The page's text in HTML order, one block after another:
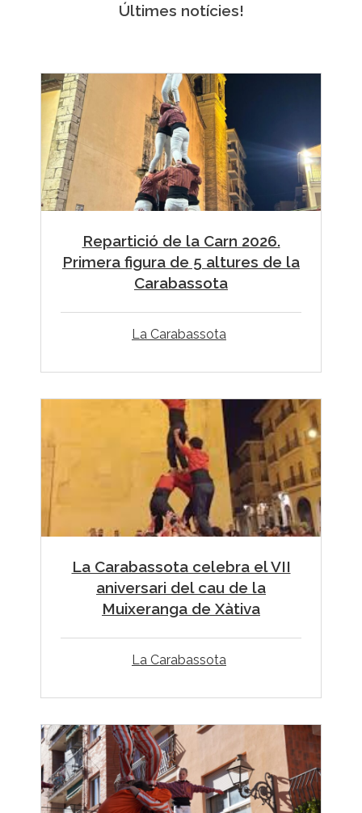
Últimes notícies!
Repartició de la Carn 2026.
Primera figura de 5 altures de la
Carabassota
La Carabassota
La Carabassota celebra el VII
aniversari del cau de la
Muixeranga de Xàtiva
La Carabassota